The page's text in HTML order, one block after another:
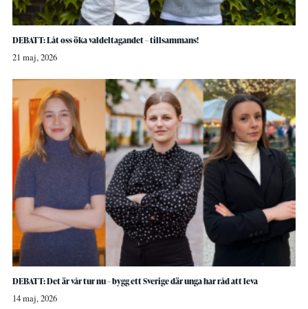
DEBATT: Låt oss öka valdeltagandet – tillsammans!
21 maj, 2026
DEBATT: Det är vår tur nu – bygg ett Sverige där unga har råd att leva
14 maj, 2026